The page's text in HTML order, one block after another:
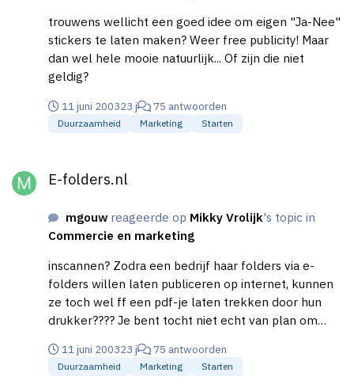
trouwens wellicht een goed idee om eigen "Ja-Nee"
stickers te laten maken? Weer free publicity! Maar
dan wel hele mooie natuurlijk... Of zijn die niet
geldig?
11 juni 200323 j 75 antwoorden
Duurzaamheid Marketing Starten
E-folders.nl
mgouw reageerde op Mikky Vrolijk's topic in
Commercie en marketing
inscannen? Zodra een bedrijf haar folders via e-
folders willen laten publiceren op internet, kunnen
ze toch wel ff een pdf-je laten trekken door hun
drukker???? Je bent tocht niet echt van plan om
scannen om jpeg-jes te krijgen... Scannen van
gedrukt materiaal is altijd lelijk door de vorming van
11 juni 200323 j 75 antwoorden
Duurzaamheid Marketing Starten